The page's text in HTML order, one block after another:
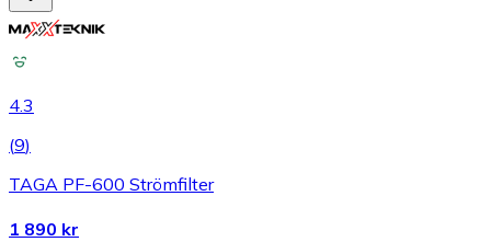
4.3
(9)
TAGA PF-600 Strömfilter
1 890 kr